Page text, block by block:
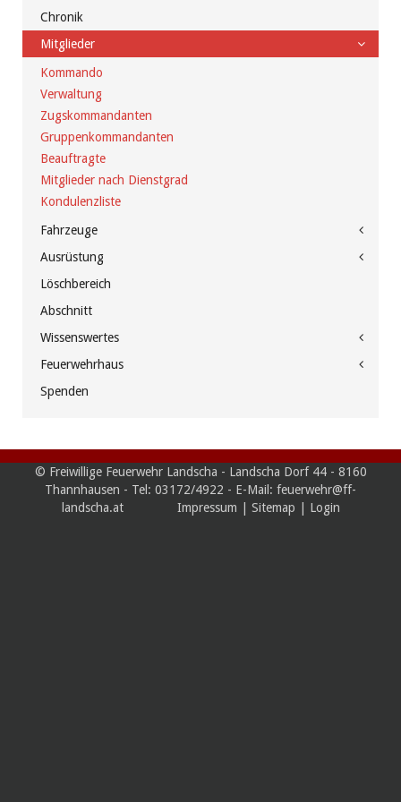
Chronik
Mitglieder
Kommando
Verwaltung
Zugskommandanten
Gruppenkommandanten
Beauftragte
Mitglieder nach Dienstgrad
Kondulenzliste
Fahrzeuge
Ausrüstung
Löschbereich
Abschnitt
Wissenswertes
Feuerwehrhaus
Spenden
© Freiwillige Feuerwehr Landscha - Landscha Dorf 44 - 8160
Thannhausen - Tel: 03172/4922 - E-Mail: feuerwehr@ff-
landscha.at Impressum Sitemap Login